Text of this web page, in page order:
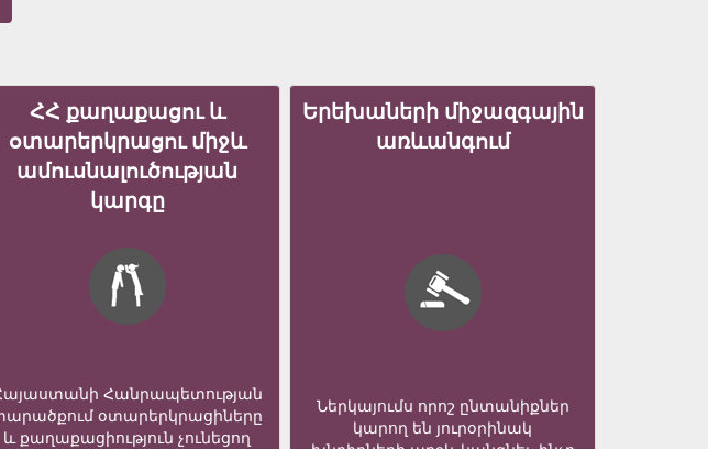
ՀՀ քաղաքացու և
օտարերկրացու միջև
ամուսնալուծության
կարգը
Հանրապետության
օտարերկրացիները
և քաղաքացիություն չունեցող
Երեխաների միջազգային
առևանգում
Ներկայումս որոշ ընտանիքներ
կարող են յուրօրինակ